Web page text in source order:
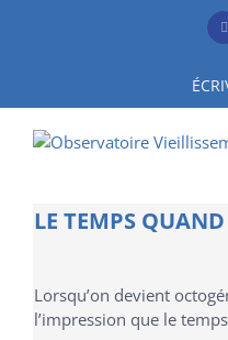
LE TEMPS
Lorsqu’on devient
l’impression que le